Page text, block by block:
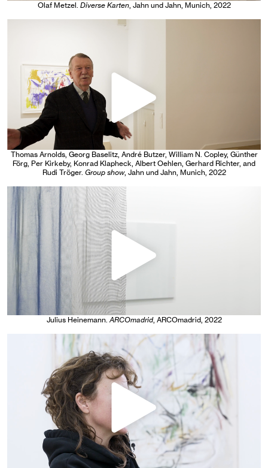
Olaf Metzel. Diverse Karten, Jahn und Jahn, Munich, 2022
Thomas Arnolds, Georg Baselitz, André Butzer, William N. Copley, Günther
Förg, Per Kirkeby, Konrad Klapheck, Albert Oehlen, Gerhard Richter, and
Rudi Tröger. Group show, Jahn und Jahn, Munich, 2022
Julius Heinemann.ARCOmadrid, ARCOmadrid, 2022